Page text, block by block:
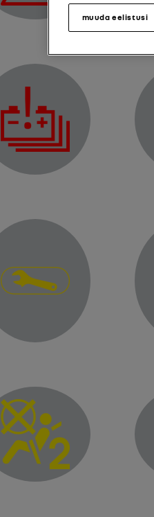
Warning light
Traction battery fault warning light
Passenger airbag OFF
muuda eelistusi